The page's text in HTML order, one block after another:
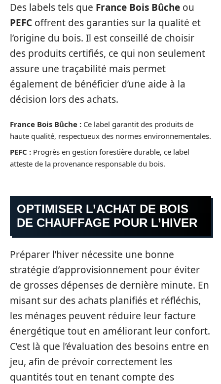
Des labels tels que France Bois Bûche ou
PEFC offrent des garanties sur la qualité et
l’origine du bois. Il est conseillé de choisir
des produits certifiés, ce qui non seulement
assure une traçabilité mais permet
également de bénéficier d’une aide à la
décision lors des achats.
France Bois Bûche : Ce label garantit des produits de
haute qualité, respectueux des normes environnementales.
PEFC : Progrès en gestion forestière durable, ce label
atteste de la provenance responsable du bois.
OPTIMISER L’ACHAT DE BOIS
DE CHAUFFAGE POUR L’HIVER
Préparer l’hiver nécessite une bonne
stratégie d’approvisionnement pour éviter
de grosses dépenses de dernière minute. En
misant sur des achats planifiés et réfléchis,
les ménages peuvent réduire leur facture
énergétique tout en améliorant leur confort.
C’est là que l’évaluation des besoins entre en
jeu, afin de prévoir correctement les
quantités tout en tenant compte des